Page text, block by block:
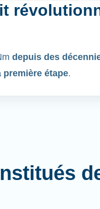
depuis des
première étape.